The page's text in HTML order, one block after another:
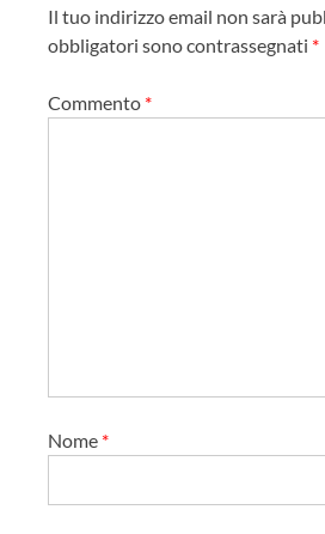
t
i
o
Il tuo indirizzo email non sarà
obbligatori sono contrassegnati *
Commento *
Nome *